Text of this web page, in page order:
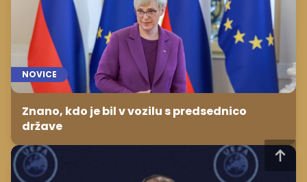
NOVICE
Znano, kdo je bil v vozilu s predsednico
države